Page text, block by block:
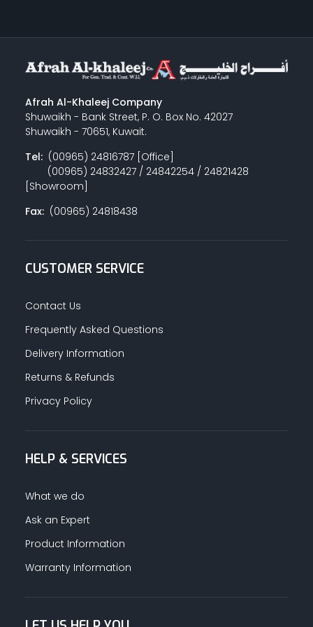
Afrah Al-Khaleej Company
Shuwaikh - Bank Street, P. O. Box No. 42027
Shuwaikh - 70651, Kuwait.
Tel:(00965) 24816787 [Office]
(00965) 24832427 / 24842254 / 24821428
[Showroom]
Fax:(00965) 24818438
CUSTOMER SERVICE
Contact Us
Frequently Asked Questions
Delivery Information
Returns & Refunds
Privacy Policy
HELP & SERVICES
What we do
Ask an Expert
Product Information
Warranty Information